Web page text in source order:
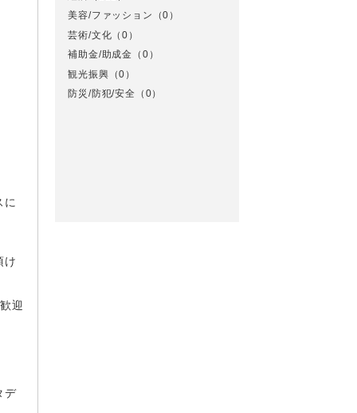
に
け
迎
デ
美容/ファッション
（0）
芸術/文化 （0）
補助金/助成金 （0）
観光振興 （0）
防災/防犯/安全
（0）